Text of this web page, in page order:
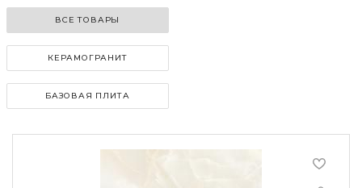
ВСЕ ТОВАРЫ
КЕРАМОГРАНИТ
БАЗОВАЯ ПЛИТА